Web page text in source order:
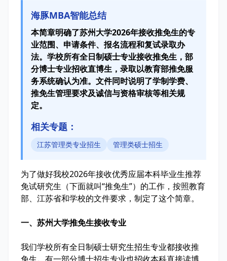
海豚MBA智能总结
本简章明确了苏州大学2026年接收推免生的专
业范围、申请条件、报名流程和复试录取办
法。学校所有全日制硕士专业接收推免生，部
分博士专业招收直博生，录取以教育部推免服
务系统确认为准。文件同时说明了学制学费、
推免生管理要求及诚信与资格审核等相关规
定。
相关专题：
江苏管理类专业招生 管理类硕士招生
为了做好我校2026年接收优秀应届本科毕业生推荐
免试研究生（下面就叫“推免生”）的工作，按照教育
部、江苏省和学校的文件要求，制定了这个简章。
一、苏州大学推免生接收专业
我们学校所有全日制硕士研究生招生专业都接收推